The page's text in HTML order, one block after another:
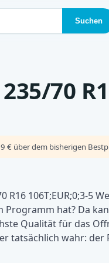
Suchen
70
€ über dem bisherigen
106T;EUR;0;3-5
hat? Da
Qualität für das
tatsächlich wahr: der